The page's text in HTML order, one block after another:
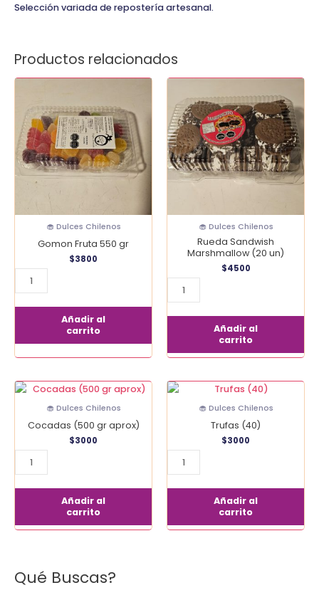
Qué Buscas?
B
Selección variada de repostería artesanal.
Productos relacionados
🧁 Dulces Chilenos
Gomon Fruta 550 gr
$3800
550
gr
cantidad
Añadir al
carrito
🧁 Dulces Chilenos
Rueda Sandwish
Marshmallow (20 un)
$4500
Sandwish
Marshmallow
(20
un)
cantidad
Añadir al
carrito
🧁 Dulces Chilenos
Cocadas (500 gr aprox)
$3000
Cocadas
cantidad
Añadir al
carrito
🧁 Dulces Chilenos
Trufas (40)
$3000
Trufas
Añadir al
carrito